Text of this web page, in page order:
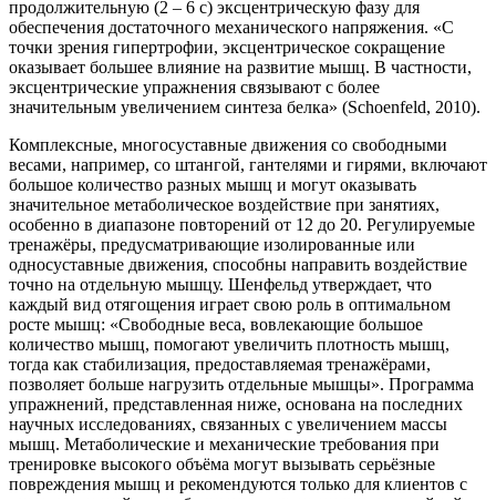
продолжительную (2 – 6 с) эксцентрическую фазу для
обеспечения достаточного механического напряжения. «С
точки зрения гипертрофии, эксцентрическое сокращение
оказывает большее влияние на развитие мышц. В частности,
эксцентрические упражнения связывают с более
значительным увеличением синтеза белка» (Schoenfeld, 2010).
Комплексные, многосуставные движения со свободными
весами, например, со штангой, гантелями и гирями, включают
большое количество разных мышц и могут оказывать
значительное метаболическое воздействие при занятиях,
особенно в диапазоне повторений от 12 до 20. Регулируемые
тренажёры, предусматривающие изолированные или
односуставные движения, способны направить воздействие
точно на отдельную мышцу. Шенфельд утверждает, что
каждый вид отягощения играет свою роль в оптимальном
росте мышц: «Свободные веса, вовлекающие большое
количество мышц, помогают увеличить плотность мышц,
тогда как стабилизация, предоставляемая тренажёрами,
позволяет больше нагрузить отдельные мышцы». Программа
упражнений, представленная ниже, основана на последних
научных исследованиях, связанных с увеличением массы
мышц. Метаболические и механические требования при
тренировке высокого объёма могут вызывать серьёзные
повреждения мышц и рекомендуются только для клиентов с